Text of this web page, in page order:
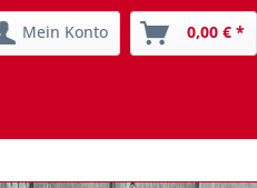
Mein Konto 0,00 € *